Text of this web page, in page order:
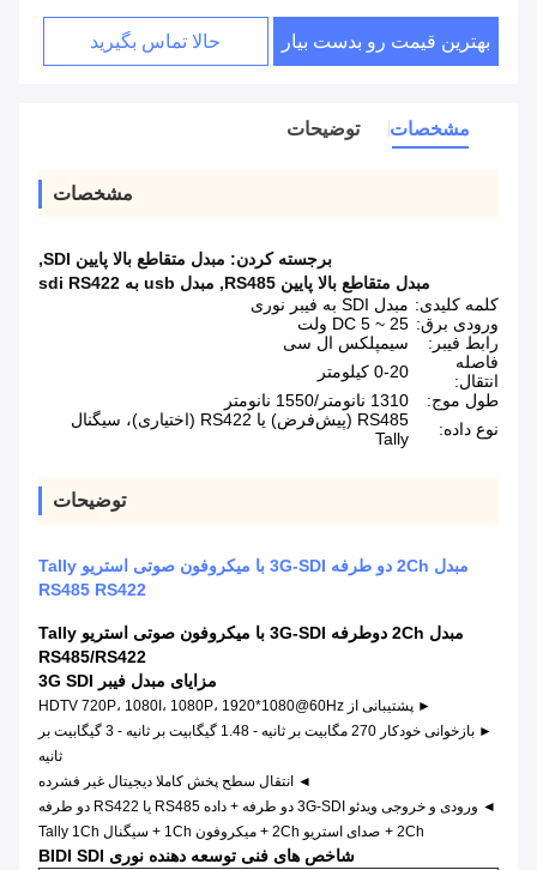
بهترین قیمت رو بدست بیار حالا تماس بگیرید
مشخصات توضیحات
مشخصات
برجسته کردن: مبدل متقاطع بالا پایین SDI
,
مبدل متقاطع بالا پایین RS485
, مبدل usb به sdi RS422
کلمه کلیدی: مبدل SDI به فیبر نوری
ورودی برق: DC 5 ~ 25 ولت
رابط فیبر:
سیمپلکس ال سی
فاصله
انتقال:
0-20 کیلومتر
طول موج:
1310 نانومتر/1550 نانومتر
نوع داده:
RS485 (پیش‌فرض) یا RS422 (اختیاری)، سیگنال
Tally
توضیحات
مبدل 2Ch دو طرفه 3G-SDI با میکروفون صوتی استریو Tally
RS485 RS422
مبدل 2Ch دوطرفه 3G-SDI با میکروفون صوتی استریو Tally
RS485/RS422
مزایای مبدل فیبر 3G SDI
► پشتیبانی از HDTV 720P، 1080I، 1080P، 1920*1080@60Hz
► بازخوانی خودکار 270 مگابیت بر ثانیه - 1.48 گیگابیت بر ثانیه - 3 گیگابیت بر
ثانیه
◄ انتقال سطح پخش کاملا دیجیتال غیر فشرده
◄ ورودی و خروجی ویدئو 3G-SDI دو طرفه + داده RS485 یا RS422 دو طرفه
2Ch +
صدای استریو 2Ch + میکروفون 1Ch + سیگنال Tally 1Ch
شاخص های فنی توسعه دهنده نوری BIDI SDI